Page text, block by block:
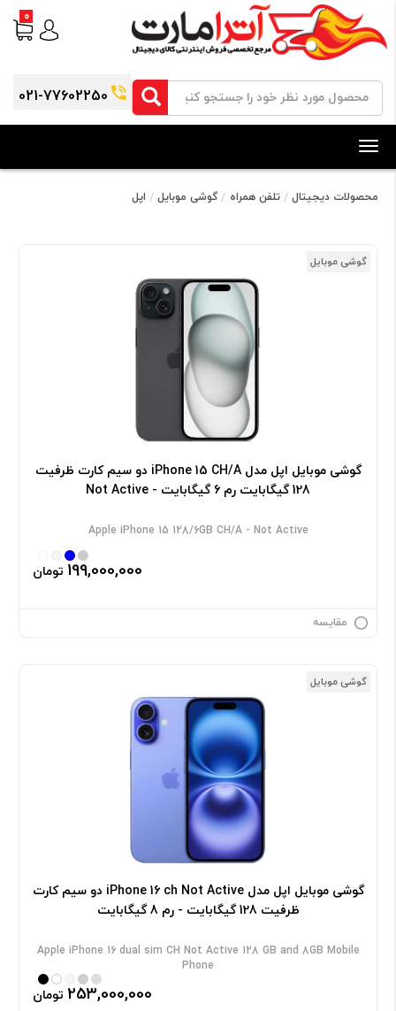
021-77602250
0
Toggle
navigation
محصولات دیجیتال تلفن همراه گوشی موبایل اپل
گوشی موبایل
گوشی موبایل اپل مدل iPhone 15 CH/A دو سیم کارت ظرفیت
128 گیگابایت رم 6 گیگابایت - Not Active
Apple iPhone 15 128/6GB CH/A - Not Active
199,000,000 تومان
مقایسه
گوشی موبایل
گوشی موبایل اپل مدل iPhone 16 ch Not Active دو سیم کارت
ظرفیت 128 گیگابایت - رم 8 گیگابایت
Apple iPhone 16 dual sim CH Not Active 128 GB and 8GB Mobile
Phone
253,000,000 تومان